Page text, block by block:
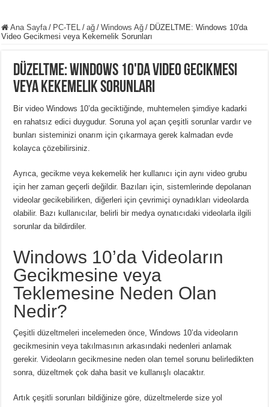
Ana Sayfa / PC-TEL / ağ / Windows Ağ / DÜZELTME: Windows 10'da
Video Gecikmesi veya Kekemelik Sorunları
DÜZELTME: Windows 10'da Video Gecikmesi
veya Kekemelik Sorunları
Bir video Windows 10’da geciktiğinde, muhtemelen şimdiye kadarki
en rahatsız edici duygudur. Soruna yol açan çeşitli sorunlar vardır ve
bunları sisteminizi onarım için çıkarmaya gerek kalmadan evde
kolayca çözebilirsiniz.
Ayrıca, gecikme veya kekemelik her kullanıcı için aynı video grubu
için her zaman geçerli değildir. Bazıları için, sistemlerinde depolanan
videolar gecikebilirken, diğerleri için çevrimiçi oynadıkları videolarda
olabilir. Bazı kullanıcılar, belirli bir medya oynatıcıdaki videolarla ilgili
sorunlar da bildirdiler.
Windows 10’da Videoların
Gecikmesine veya
Teklemesine Neden Olan
Nedir?
Çeşitli düzeltmeleri incelemeden önce, Windows 10’da videoların
gecikmesinin veya takılmasının arkasındaki nedenleri anlamak
gerekir. Videoların gecikmesine neden olan temel sorunu belirledikten
sonra, düzeltmek çok daha basit ve kullanışlı olacaktır.
Artık çeşitli sorunları bildiğinize göre, düzeltmelerde size yol